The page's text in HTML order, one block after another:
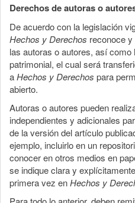
Derechos de autoras o
De acuerdo con la legislación
Hechos y Derechos reconoce
las autoras o autores, así como
patrimonial, el cual será
aHechos y Derechos para
abierto.
Autoras o autores pueden
independientes y adicionales
de la versión del artículo
ejemplo, incluirlo en un
conocer en otros medios en
se indique clara y
primera vez enHechos y